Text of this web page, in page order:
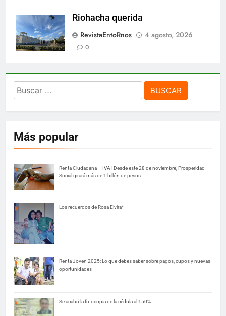
Riohacha querida
RevistaEntoRnos
4 agosto, 2026
0
Buscar:
Más popular
Renta Ciudadana – IVA | Desde este 28 de noviembre, Prosperidad
Social girará más de 1 billón de pesos
Los recuerdos de Rosa Elvira*
Renta Joven 2025: Lo que debes saber sobre pagos, cupos y nuevas
oportunidades
Se acabó la fotocopia de la cédula al 150%